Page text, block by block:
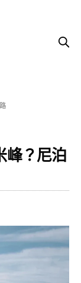
峰？尼泊